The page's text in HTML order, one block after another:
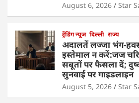
August 6, 2026 Star
ट्रेंडिंग न्यूज दिल्ली राज्य
अदालतें लज्जा भंग-
इस्तेमाल न करें:जज
सबूतों पर फैसला दें;
सुनवाई पर गाइडलाइन
August 5, 2026 Star